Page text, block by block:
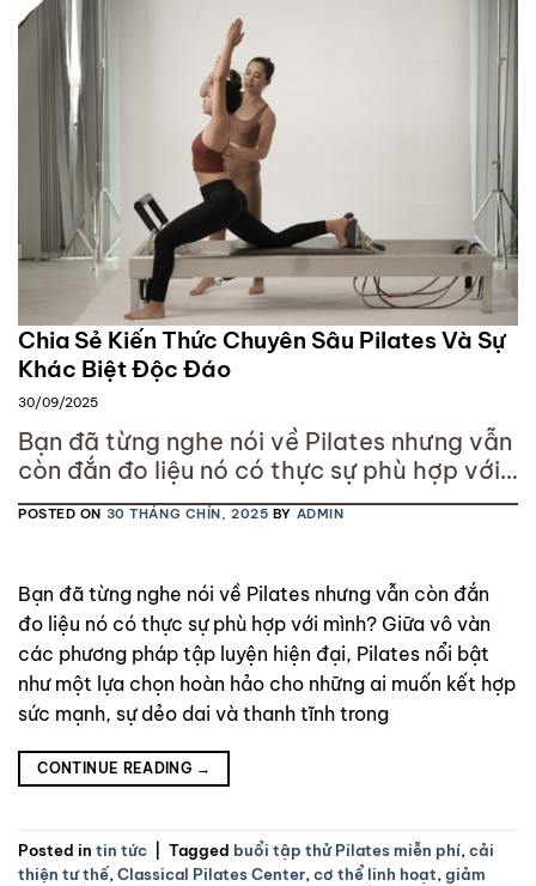
Chia Sẻ Kiến Thức Chuyên Sâu Pilates Và Sự
Khác Biệt Độc Đáo
30/09/2025
Bạn đã từng nghe nói về Pilates nhưng vẫn
còn đắn đo liệu nó có thực sự phù hợp với
mình? Giữa vô vàn các phương pháp tập
luyện hiện đại, Pilates nổi bật như một lựa
sức mạnh, sự dẻo dai và thanh tĩnh trong
POSTED ON 30 THÁNG CHÍN, 2025 BY ADMIN
Bạn đã từng nghe nói về Pilates nhưng vẫn còn đắn
đo liệu nó có thực sự phù hợp với mình? Giữa vô vàn
các phương pháp tập luyện hiện đại, Pilates nổi bật
như một lựa chọn hoàn hảo cho những ai muốn kết hợp
sức mạnh, sự dẻo dai và thanh tĩnh trong
CONTINUE READING →
Posted in tin tức Tagged buổi tập thử Pilates miễn phí,cải
thiện tư thế,Classical Pilates Center,cơ thể linh hoạt,giảm